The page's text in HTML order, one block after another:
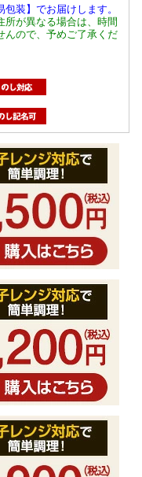
装】でお届けします。
所が異なる場合は、時間
んので、予めご了承くだ